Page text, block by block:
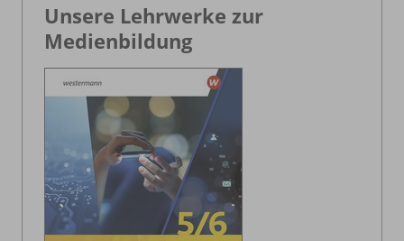
Unsere Lehrwerke zur
Medienbildung